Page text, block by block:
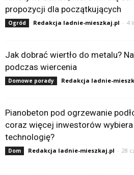
propozycji dla początkujących
Ogród Redakcja ladnie-mieszkaj.pl - 4
Jak dobrać wiertło do metalu?
podczas wiercenia
Domowe porady Redakcja ladnie-
Pianobeton pod ogrzewanie
coraz więcej inwestorów wybiera
technologię?
Dom Redakcja ladnie-mieszkaj.pl - 28